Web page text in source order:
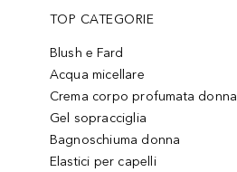
TOP CATEGORIE
Blush e Fard
Acqua micellare
Crema corpo profumata donna
Gel sopracciglia
Bagnoschiuma donna
Elastici per capelli